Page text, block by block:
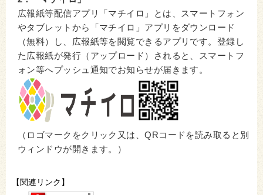
広報紙等配信アプリ「マチイロ」とは、スマートフォン
やタブレットから「マチイロ」アプリをダウンロード
（無料）し、広報紙等を閲覧できるアプリです。登録し
た広報紙が発行（アップロード）されると、スマートフ
ォン等へプッシュ通知でお知らせが届きます。
（ロゴマークをクリック又は、QRコードを読み取ると別
ウィンドウが開きます。）
【関連リンク】